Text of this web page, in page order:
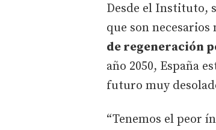
Desde el Instituto,
que son necesarios
de regeneración
año 2050, España
futuro muy
“Tenemos el peor